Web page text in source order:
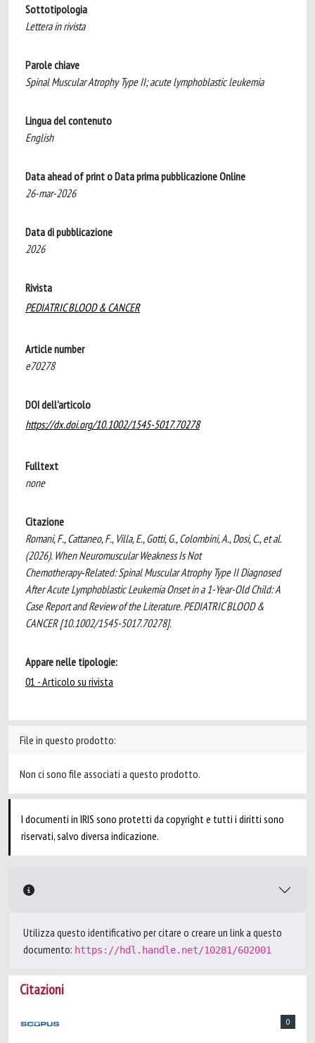
Sottotipologia
Lettera in rivista
Parole chiave
Spinal Muscular Atrophy Type II; acute lymphoblastic leukemia
Lingua del contenuto
English
Data ahead of print o Data prima pubblicazione Online
26-mar-2026
Data di pubblicazione
2026
Rivista
PEDIATRIC BLOOD & CANCER
Article number
e70278
DOI dell'articolo
https://dx.doi.org/10.1002/1545-5017.70278
Fulltext
none
Citazione
Romani, F., Cattaneo, F., Villa, E., Gotti, G., Colombini, A., Dosi, C., et al.
(2026). When Neuromuscular Weakness Is Not
Chemotherapy‑Related: Spinal Muscular Atrophy Type II Diagnosed
After Acute Lymphoblastic Leukemia Onset in a 1-Year-Old Child: A
Case Report and Review of the Literature. PEDIATRIC BLOOD &
CANCER [10.1002/1545-5017.70278].
Appare nelle tipologie:
01 - Articolo su rivista
File in questo prodotto:
Non ci sono file associati a questo prodotto.
I documenti in IRIS sono protetti da copyright e tutti i diritti sono
riservati, salvo diversa indicazione.
Utilizza questo identificativo per citare o creare un link a questo
documento: https://hdl.handle.net/10281/602001
Citazioni
0